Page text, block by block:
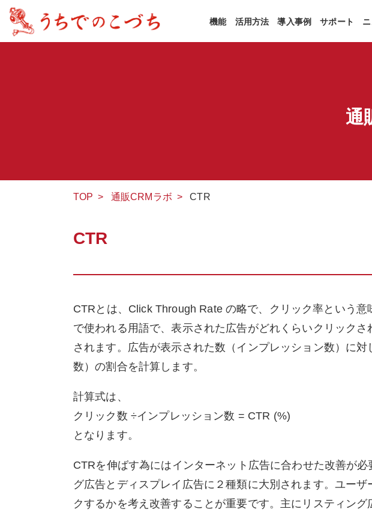
機能 活用方法 導入事例 サポート
通
TOP > 通販CRMラボ > CTR
CTR
CTRとは、Click Through Rate の略で、クリック率という
で使われる用語で、表示された広告がどれくらいクリック
されます。広告が表示された数（インプレッション数）に
数）の割合を計算します。
計算式は、
クリック数 ÷インプレッション数 = CTR (%)
となります。
CTRを伸ばす為にはインターネット広告に合わせた改善が
グ広告とディスプレイ広告に２種類に大別されます。ユー
クするかを考え改善することが重要です。主にリスティン